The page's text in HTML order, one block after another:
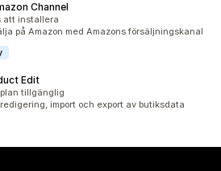
Channel
att installera
på Amazon med Amazons försäljningskanal
Edit
tillgänglig
import och export av butiksdata